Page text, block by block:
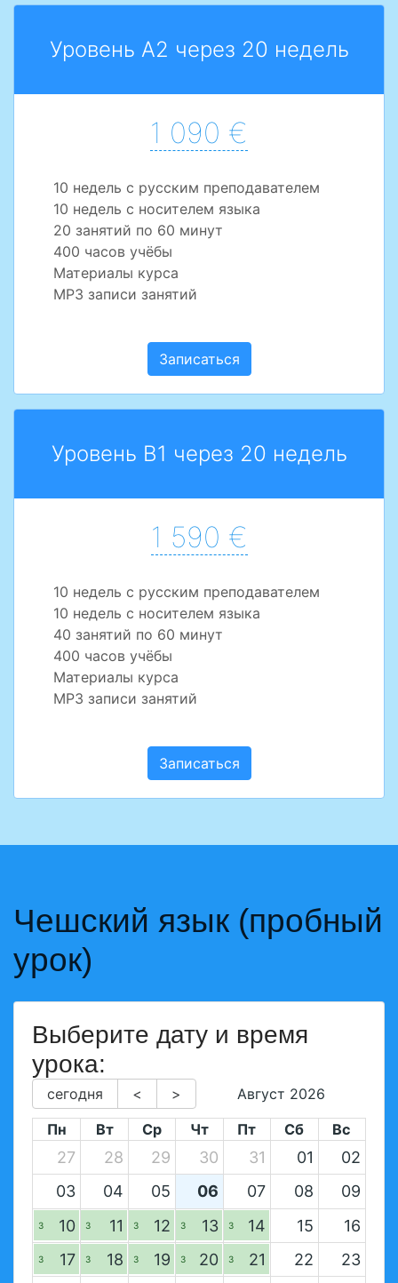
Уровень A2 через 20 недель
1 090 €
10 недель с русским преподавателем
10 недель с носителем языка
20 занятий по 60 минут
400 часов учёбы
Материалы курса
MP3 записи занятий
Записаться
Уровень B1 через 20 недель
1 590 €
10 недель с русским преподавателем
10 недель с носителем языка
40 занятий по 60 минут
400 часов учёбы
Материалы курса
MP3 записи занятий
Записаться
Чешский язык (пробный
урок)
Выберите дату и время
урока:
сегодня < >
Август 2026
Пн
Вт Ср Чт Пт Сб Вс
27 28 29 30 31 01
02
03
04 05 06 07 08
09
10
11 12 13 14 15 16
3 3 3 3 3
17 18 19 20 21 22 23
3 3 3 3 3